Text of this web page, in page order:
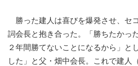
勝った建人は喜びを爆発させ、セ
詞会長と抱き合った。「勝ちたか
２年間勝てないことになるから」と
した」と父・畑中会長。これで建人